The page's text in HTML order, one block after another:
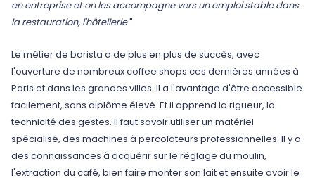
en entreprise et on les accompagne vers un emploi stable dans
la restauration, l'hôtellerie."
Le métier de barista a de plus en plus de succès, avec
l'ouverture de nombreux coffee shops ces dernières années à
Paris et dans les grandes villes. Il a l'avantage d'être accessible
facilement, sans diplôme élevé. Et il apprend la rigueur, la
technicité des gestes. Il faut savoir utiliser un matériel
spécialisé, des machines à percolateurs professionnelles. Il y a
des connaissances à acquérir sur le réglage du moulin,
l'extraction du café, bien faire monter son lait et ensuite avoir le